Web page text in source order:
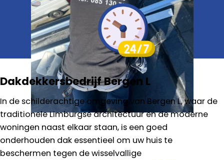
Dakdekkersbedrijf Bergen L
In de schilderachtige omgeving van Bergen L, waar de
traditionele Limburgse architectuur en de moderne
woningen naast elkaar staan, is een goed
onderhouden dak essentieel om uw huis te
beschermen tegen de wisselvallige